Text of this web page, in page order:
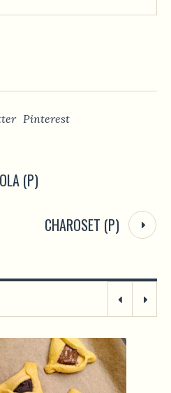
Pinterest
(P)
CHAROSET (P)